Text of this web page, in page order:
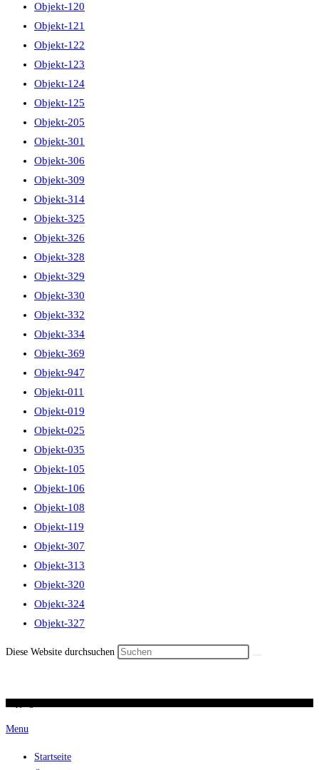
Objekt-120
Objekt-121
Objekt-122
Objekt-123
Objekt-124
Objekt-125
Objekt-205
Objekt-301
Objekt-306
Objekt-309
Objekt-314
Objekt-325
Objekt-326
Objekt-328
Objekt-329
Objekt-330
Objekt-332
Objekt-334
Objekt-369
Objekt-947
Objekt-011
Objekt-019
Objekt-025
Objekt-035
Objekt-105
Objekt-106
Objekt-108
Objekt-119
Objekt-307
Objekt-313
Objekt-320
Objekt-324
Objekt-327
Diese Website durchsuchen
Menu
Startseite